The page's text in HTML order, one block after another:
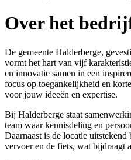
Over het
De gemeente Halderberge,
vormt het hart van vijf
en innovatie samen in een
focus op toegankelijkheid en
voor jouw ideeën en expertise.
Bij Halderberge staat
team waar kennisdeling en
Daarnaast is de locatie uitstekend
vervoer en de fiets, wat bijdraagt